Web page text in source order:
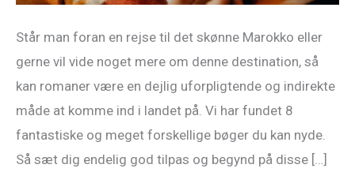
Står man foran en rejse til det skønne Marokko eller
gerne vil vide noget mere om denne destination, så
kan romaner være en dejlig uforpligtende og indirekte
måde at komme ind i landet på. Vi har fundet 8
fantastiske og meget forskellige bøger du kan nyde.
Så sæt dig endelig god tilpas og begynd på disse […]